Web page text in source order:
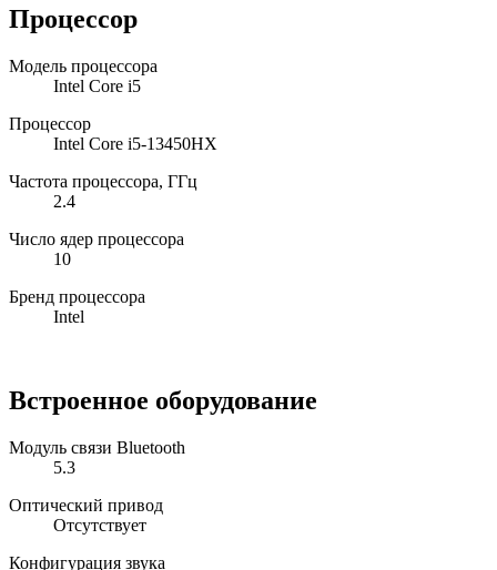
Процессор
Модель процессора
Intel Core i5
Процессор
Intel Core i5-13450HX
Частота процессора, ГГц
2.4
Число ядер процессора
10
Бренд процессора
Intel
Встроенное оборудование
Модуль связи Bluetooth
5.3
Оптический привод
Отсутствует
Конфигурация звука